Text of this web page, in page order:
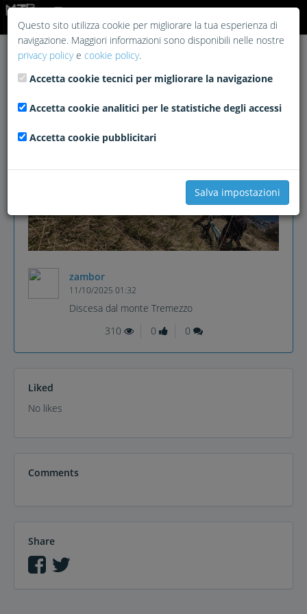
zambor
11/10/2025 01:32
Discesa dal monte Tremezzo
310
0 0
Liked
No likes
Comments
Share
Questo sito utilizza cookie per migliorare la tua esperienza di
navigazione. Maggiori informazioni sono disponibili nelle nostre
privacy policye cookie policy.
Accetta cookie tecnici per migliorare la navigazione
Accetta cookie analitici per le statistiche degli accessi
Accetta cookie pubblicitari
Salva impostazioni